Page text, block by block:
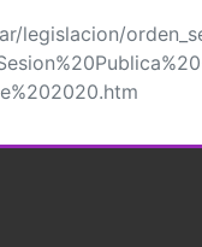
legislacion/